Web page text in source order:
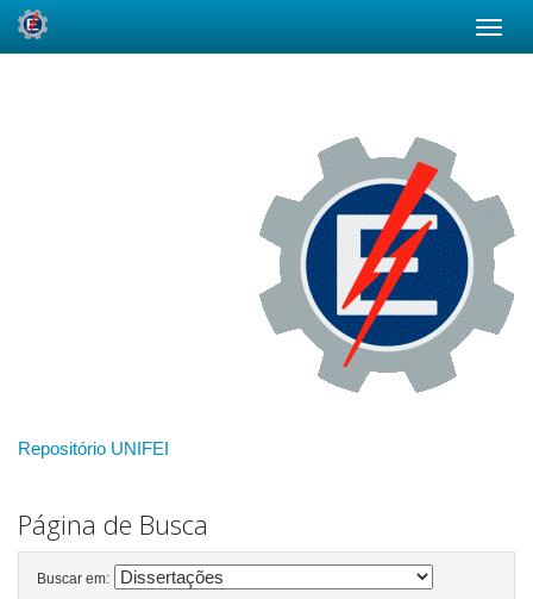
Repositório UNIFEI
Página de Busca
Buscar em: